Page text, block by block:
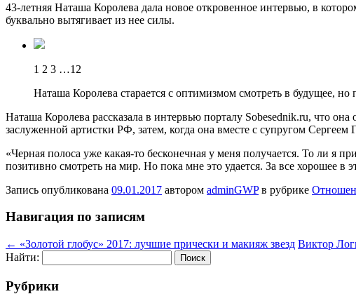
43-лeтняя Нaтaшa Королева дала новое откровенное интервью, в
буквально вытягивает из нее силы.
1 2 3 …12
Наташа Королева старается с оптимизмом смотреть в будущее,
Наташа Королева рассказала в интервью порталу Sobesednik.ru, что
заслуженной артистки РФ, затем, когда она вместе с супругом
«Черная полоса уже какая-то бесконечная у меня получается. То ли
позитивно смотреть на мир. Но пока мне это удается. За все хорошее
Запись опубликована 09.01.2017 автором adminGWPв рубрике
Навигация по записям
← «Золотой глобус» 2017: лучшие прически и макияж звезд Виктор
Найти:
Рубрики